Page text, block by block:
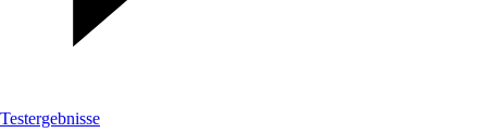
Testergebnisse